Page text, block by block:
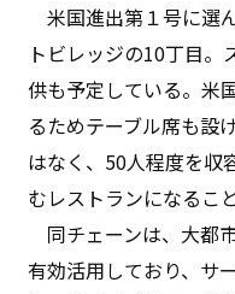
米国進出第１号に選
トビレッジの10丁目
供も予定している。米
るためテーブル席も設
はなく、50人程度を収
むレストランになるこ
同チェーンは、大都
有効活用しており、サ